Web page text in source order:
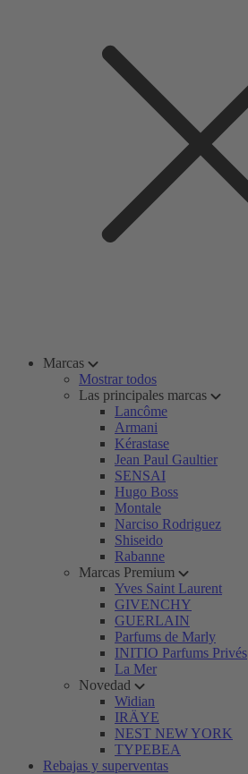
Marcas
Mostrar todos
Las principales marcas
Lancôme
Armani
Kérastase
Jean Paul Gaultier
SENSAI
Hugo Boss
Montale
Narciso Rodriguez
Shiseido
Rabanne
Marcas Premium
Yves Saint Laurent
GIVENCHY
GUERLAIN
Parfums de Marly
INITIO Parfums Privés
La Mer
Novedad
Widian
IRÄYE
NEST NEW YORK
TYPEBEA
Rebajas y superventas